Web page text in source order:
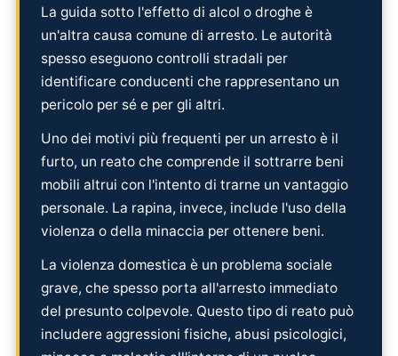
La guida sotto l'effetto di alcol o droghe è
un'altra causa comune di arresto. Le autorità
spesso eseguono controlli stradali per
identificare conducenti che rappresentano un
pericolo per sé e per gli altri.
Uno dei motivi più frequenti per un arresto è il
furto, un reato che comprende il sottrarre beni
mobili altrui con l'intento di trarne un vantaggio
personale. La rapina, invece, include l'uso della
violenza o della minaccia per ottenere beni.
La violenza domestica è un problema sociale
grave, che spesso porta all'arresto immediato
del presunto colpevole. Questo tipo di reato può
includere aggressioni fisiche, abusi psicologici,